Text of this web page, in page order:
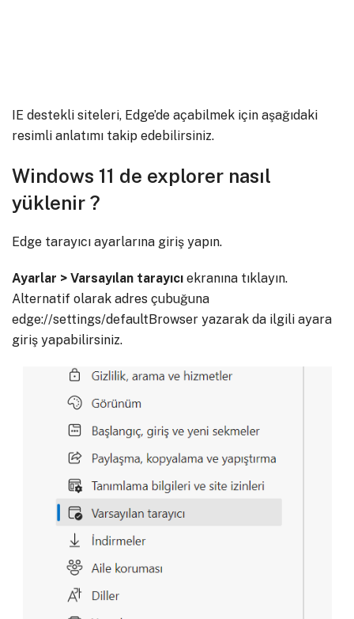
IE destekli siteleri, Edge’de açabilmek için aşağıdaki
resimli anlatımı takip edebilirsiniz.
Windows 11 de explorer nasıl
yüklenir ?
Edge tarayıcı ayarlarına giriş yapın.
Ayarlar > Varsayılan tarayıcı ekranına tıklayın.
Alternatif olarak adres çubuğuna
edge://settings/defaultBrowser yazarak da ilgili ayara
giriş yapabilirsiniz.